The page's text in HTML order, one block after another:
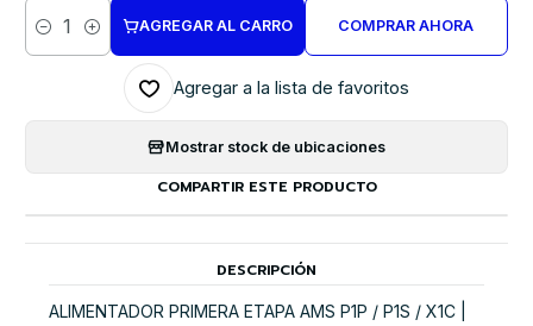
Cantidad
AGREGAR AL CARRO COMPRAR AHORA
Agregar a la lista de favoritos
Mostrar stock de ubicaciones
COMPARTIR ESTE PRODUCTO
DESCRIPCIÓN
ALIMENTADOR PRIMERA ETAPA AMS P1P / P1S / X1C |